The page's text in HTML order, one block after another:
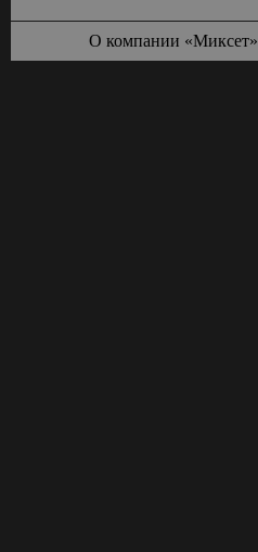
О компании «Миксет»